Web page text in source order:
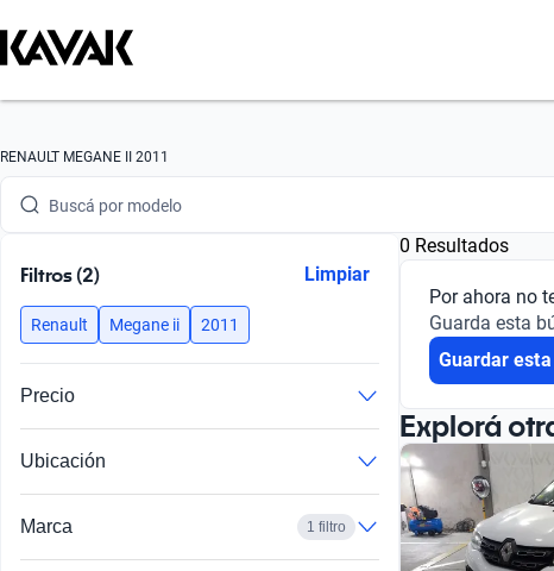
RENAULT MEGANE II 2011
Buscá por marca
Buscá por modelo
Buscá por año
Buscá por marca
Buscá por versión
Buscá por año
Filtros (2) Limpiar
Renault Megane ii 2011
Precio
Ubicación
Marca 1 filtro
0 Resultados
Por ahora no
Guarda esta
Guardar
Explorá